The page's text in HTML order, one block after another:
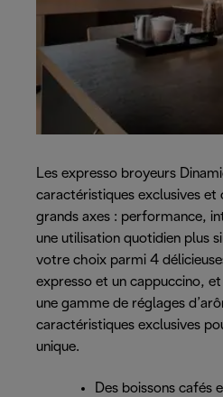
Les expresso broyeurs
caractéristiques exclusives
grands axes : performance,
une utilisation quotidien plus
votre choix parmi 4
expresso et un cappuccino,
une gamme de réglages
caractéristiques exclusives
unique.
Des boissons cafés